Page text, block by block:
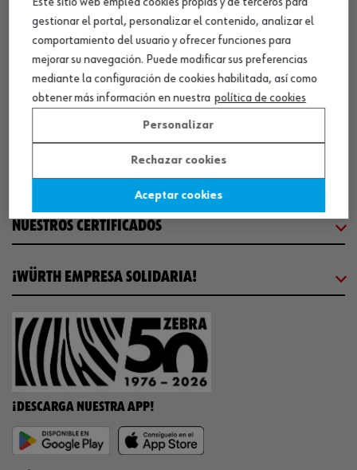
CENTRO LOGÍSTICO / MUSEO
SOBRE WÜRTH
WORKINWÜRTH
NUESTROS CERTIFICADOS
¡WÜRTH EMPRESA SOLIDARIA!
¡DESCARGA NUESTRA APP!
gestionar el portal, personalizar el contenido, analizar el
comportamiento del usuario y ofrecer funciones para
mejorar su navegación. Puede modificar sus preferencias
mediante la configuración de cookies habilitada, así como
obtener más información en nuestra política de cookies
Personalizar
Rechazar cookies
Aceptar cookies